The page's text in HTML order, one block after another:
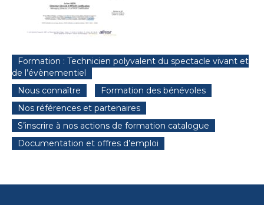
Formation : Technicien polyvalent du spectacle vivant et
de l’évènementiel
Nous connaître
Formation des bénévoles
Nos références et partenaires
S’inscrire à nos actions de formation catalogue
Documentation et offres d’emploi